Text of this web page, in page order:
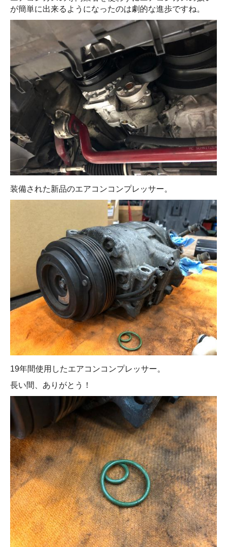
が簡単に出来るようになったのは劇的な進歩ですね。
装備された新品のエアコンコンプレッサー。
19年間使用したエアコンコンプレッサー。
長い間、ありがとう！